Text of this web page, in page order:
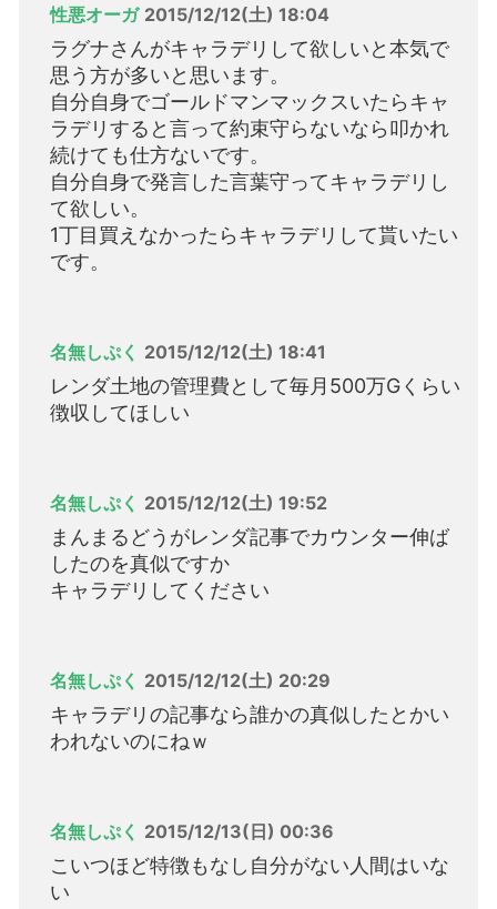
性悪オーガ 2015/12/12(土) 18:04
ラグナさんがキャラデリして欲しいと本気で
思う方が多いと思います。
自分自身でゴールドマンマックスいたらキャ
ラデリすると言って約束守らないなら叩かれ
続けても仕方ないです。
自分自身で発言した言葉守ってキャラデリし
て欲しい。
1丁目買えなかったらキャラデリして貰いたい
です。
名無しぷく 2015/12/12(土) 18:41
レンダ土地の管理費として毎月500万Gくらい
徴収してほしい
名無しぷく 2015/12/12(土) 19:52
まんまるどうがレンダ記事でカウンター伸ば
したのを真似ですか
キャラデリしてください
名無しぷく 2015/12/12(土) 20:29
キャラデリの記事なら誰かの真似したとかい
われないのにねｗ
名無しぷく 2015/12/13(日) 00:36
こいつほど特徴もなし自分がない人間はいな
い